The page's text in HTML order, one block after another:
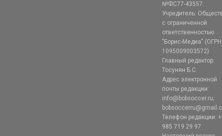
№ФС77-43557.
Учредитель:
с ограниченной
ответственностью
"Борис-Медиа" (ОГРН
1095009003572)
Главный редактор:
Тосунян Б.С.
Адрес электронной
почты редакции:
info@bobsoccer.ru;
Телефон редакции:
985 719 29 97